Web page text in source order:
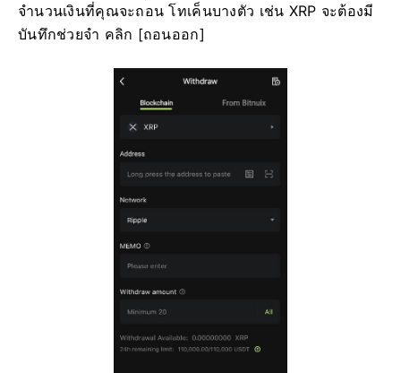
จำนวนเงินที่คุณจะถอนโทเค็นบางตัว เช่น XRP จะต้องมี
บันทึกช่วยจำ คลิก [ถอนออก]